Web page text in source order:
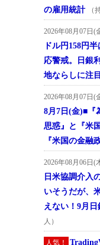
の雇用統計
（
2026年08月07日(
ドル円158円
応警戒。日銀
地ならしに注目
2026年08月07日(
8月7日(金)■『
思惑』と『米
『米国の金融
2026年08月06日(
日米協調介入
いそうだが、
えない！9月
人）
人気！